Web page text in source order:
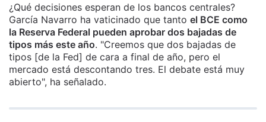
¿Qué decisiones esperan de los bancos centrales?
García Navarro ha vaticinado que tanto el BCE como
la Reserva Federal pueden aprobar dos bajadas de
tipos más este año. "Creemos que dos bajadas de
tipos [de la Fed] de cara a final de año, pero el
mercado está descontando tres. El debate está muy
abierto", ha señalado.